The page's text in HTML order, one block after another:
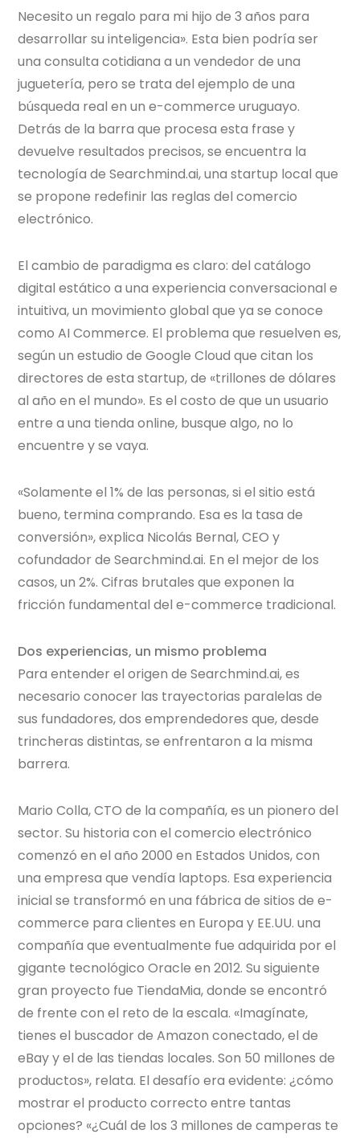
Necesito un regalo para mi hijo de 3 años para
desarrollar su inteligencia». Esta bien podría ser
una consulta cotidiana a un vendedor de una
juguetería, pero se trata del ejemplo de una
búsqueda real en un e-commerce uruguayo.
Detrás de la barra que procesa esta frase y
devuelve resultados precisos, se encuentra la
tecnología de Searchmind.ai, una startup local que
se propone redefinir las reglas del comercio
electrónico.
El cambio de paradigma es claro: del catálogo
digital estático a una experiencia conversacional e
intuitiva, un movimiento global que ya se conoce
como AI Commerce. El problema que resuelven es,
según un estudio de Google Cloud que citan los
directores de esta startup, de «trillones de dólares
al año en el mundo». Es el costo de que un usuario
entre a una tienda online, busque algo, no lo
encuentre y se vaya.
«Solamente el 1% de las personas, si el sitio está
bueno, termina comprando. Esa es la tasa de
conversión», explica Nicolás Bernal, CEO y
cofundador de Searchmind.ai. En el mejor de los
casos, un 2%. Cifras brutales que exponen la
fricción fundamental del e-commerce tradicional.
Dos experiencias, un mismo problema
Para entender el origen de Searchmind.ai, es
necesario conocer las trayectorias paralelas de
sus fundadores, dos emprendedores que, desde
trincheras distintas, se enfrentaron a la misma
barrera.
Mario Colla, CTO de la compañía, es un pionero del
sector. Su historia con el comercio electrónico
comenzó en el año 2000 en Estados Unidos, con
una empresa que vendía laptops. Esa experiencia
inicial se transformó en una fábrica de sitios de e-
commerce para clientes en Europa y EE.UU. una
compañía que eventualmente fue adquirida por el
gigante tecnológico Oracle en 2012. Su siguiente
gran proyecto fue TiendaMia, donde se encontró
de frente con el reto de la escala. «Imagínate,
tienes el buscador de Amazon conectado, el de
eBay y el de las tiendas locales. Son 50 millones de
productos», relata. El desafío era evidente: ¿cómo
mostrar el producto correcto entre tantas
opciones? «¿Cuál de los 3 millones de camperas te